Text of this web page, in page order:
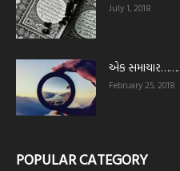
July 1, 2018
એક સમાચાર…….
February 25, 2018
POPULAR CATEGORY